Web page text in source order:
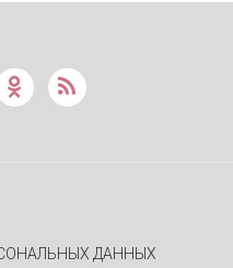
ДАННЫХ